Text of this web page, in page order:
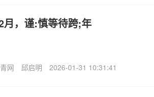
月，谨:慎等待跨;年
网 邱启明 2026-01-31 10:31:41